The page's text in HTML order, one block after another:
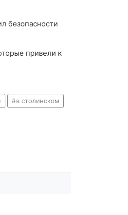
безопасности
привели к
в столинском